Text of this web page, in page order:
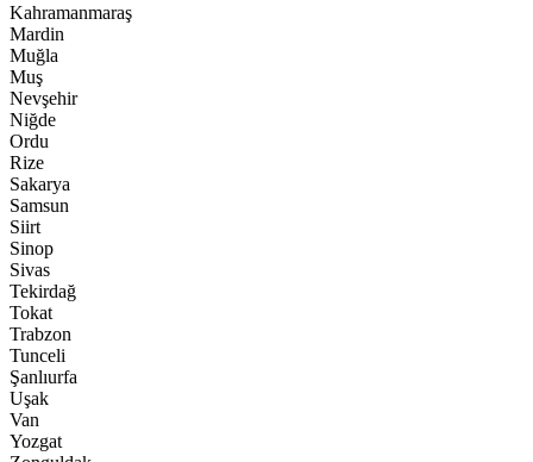
Kahramanmaraş
Mardin
Muğla
Muş
Nevşehir
Niğde
Ordu
Rize
Sakarya
Samsun
Siirt
Sinop
Sivas
Tekirdağ
Tokat
Trabzon
Tunceli
Şanlıurfa
Uşak
Van
Yozgat